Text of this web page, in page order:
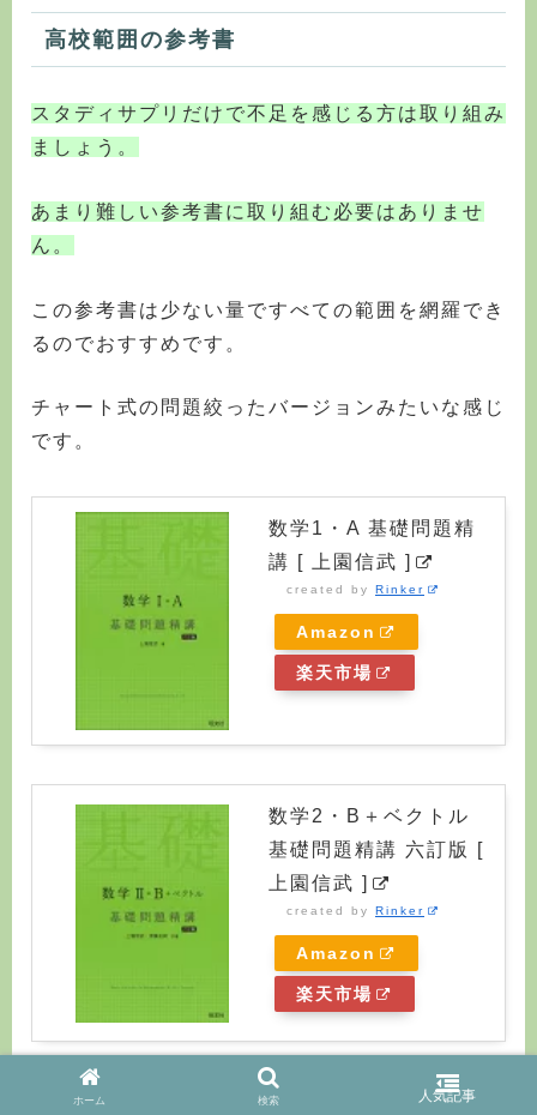
高校範囲の参考書
スタディサプリだけで不足を感じる方は取り組み
ましょう。
あまり難しい参考書に取り組む必要はありませ
ん。
この参考書は少ない量ですべての範囲を網羅でき
るのでおすすめです。
チャート式の問題絞ったバージョンみたいな感じ
です。
数学1・A 基礎問題精
講 [ 上園信武 ]
created by Rinker
Amazon
楽天市場
数学2・B＋ベクトル
基礎問題精講 六訂版 [
上園信武 ]
created by Rinker
Amazon
楽天市場
ホーム 検索